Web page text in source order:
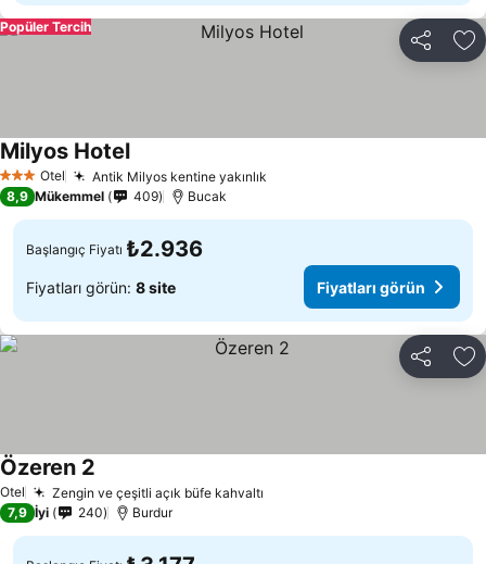
Paylaş
Popüler Tercih
3 YıldızOtel Antik Milyos kentine yakınlık
Milyos Hotel
8,9 Mükemmel 409 Bucak
Başlangıç Fiyatı ₺2.936
Fiyatları görün: 8 site Fiyatları görün
Paylaş
Otel Zengin ve çeşitli açık büfe kahvaltı
Özeren 2
7,9 İyi 240 Burdur